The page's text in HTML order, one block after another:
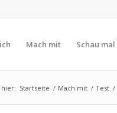
Mach mit Schau mal
hier: Startseite / Mach mit / Test /